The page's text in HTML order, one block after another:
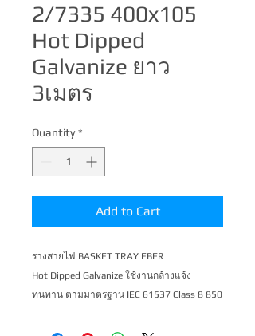
2/7335 400x105
Hot Dipped
Galvanize ยาว
3เมตร
Quantity *
Add to Cart
รางสายไฟ BASKET TRAY EBFR
Hot Dipped Galvanize ใช้งานกล้างแจ้ง
ทนทาน ตามมาตร​​ฐาน IEC 61537 Class 8 850